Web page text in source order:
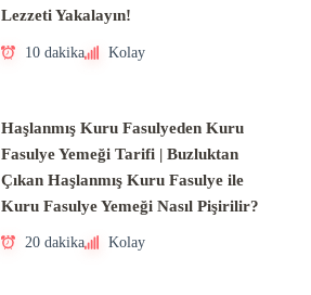
Lezzeti Yakalayın!
10 dakika Kolay
Haşlanmış Kuru Fasulyeden Kuru
Fasulye Yemeği Tarifi | Buzluktan
Çıkan Haşlanmış Kuru Fasulye ile
Kuru Fasulye Yemeği Nasıl Pişirilir?
20 dakika Kolay